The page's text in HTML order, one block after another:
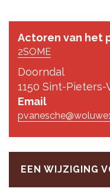
Actoren van het
2SOME
Doorndal
1150 Sint-Pieters-
Email
EEN WIJZIGING